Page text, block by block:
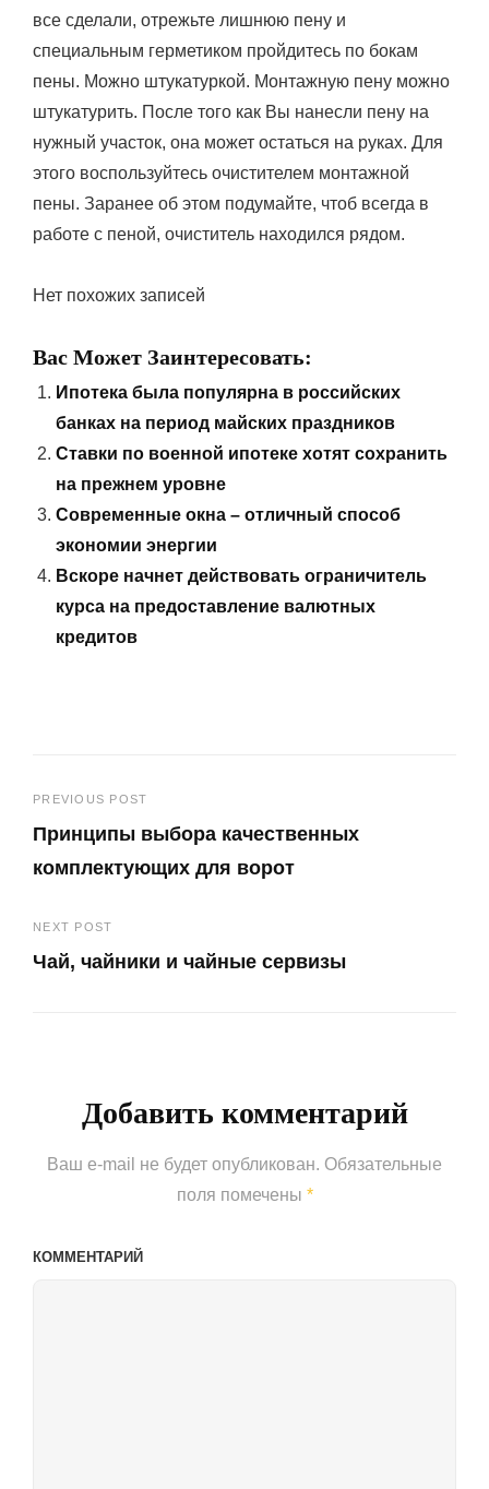
все сделали, отрежьте лишнюю пену и
специальным герметиком пройдитесь по бокам
пены. Можно штукатуркой. Монтажную пену можно
штукатурить. После того как Вы нанесли пену на
нужный участок, она может остаться на руках. Для
этого воспользуйтесь очистителем монтажной
пены. Заранее об этом подумайте, чтоб всегда в
работе с пеной, очиститель находился рядом.
Нет похожих записей
Вас Может Заинтересовать:
Ипотека была популярна в российских
банках на период майских праздников
Ставки по военной ипотеке хотят сохранить
на прежнем уровне
Современные окна – отличный способ
экономии энергии
Вскоре начнет действовать ограничитель
курса на предоставление валютных
кредитов
Навигация
по
PREVIOUS POST
Принципы выбора качественных
комплектующих для ворот
Post
NEXT POST
Чай, чайники и чайные сервизы
Добавить комментарий
Ваш e-mail не будет опубликован. Обязательные
поля помечены *
КОММЕНТАРИЙ